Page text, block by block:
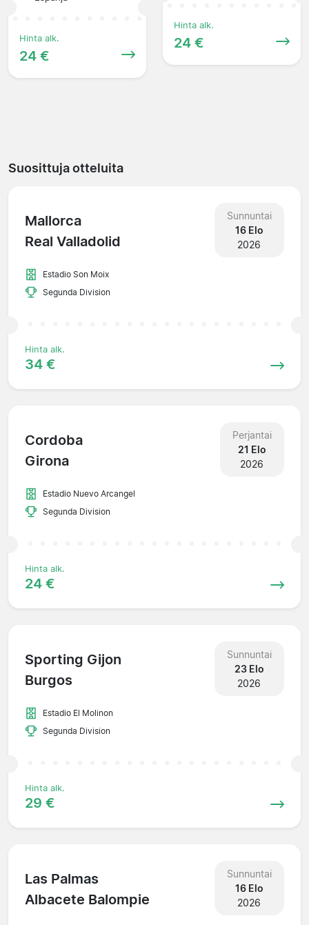
Hinta alk.
24 €
Hinta alk.
24 €
Suosittuja otteluita
Mallorca
Real Valladolid
Sunnuntai
16 Elo
2026
Estadio Son Moix
Segunda Division
Hinta alk.
34 €
Cordoba
Girona
Perjantai
21 Elo
2026
Estadio Nuevo Arcangel
Segunda Division
Hinta alk.
24 €
Sporting Gijon
Burgos
Sunnuntai
23 Elo
2026
Estadio El Molinon
Segunda Division
Hinta alk.
29 €
Las Palmas
Albacete Balompie
Sunnuntai
16 Elo
2026